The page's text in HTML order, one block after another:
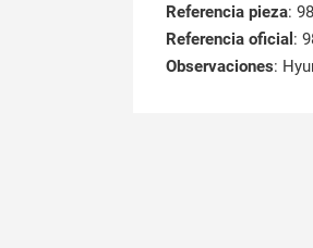
Referencia pieza:
Referencia oficial :
Observaciones: